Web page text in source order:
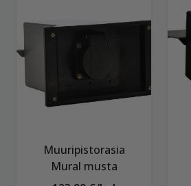
Muuripistorasia
Mural musta